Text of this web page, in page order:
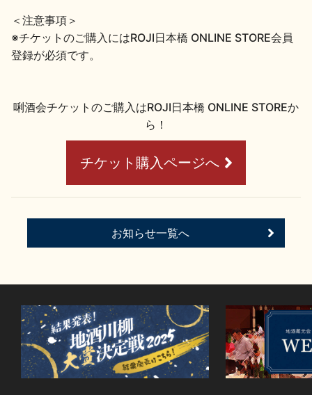
＜注意事項＞
※チケットのご購入にはROJI日本橋 ONLINE STORE会員
登録が必須です。
唎酒会チケットのご購入はROJI日本橋 ONLINE STOREか
ら！
チケット購入ページへ
お知らせ一覧へ